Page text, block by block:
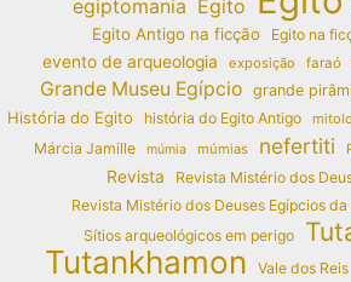
egiptomania Egito
Egito Antigo na ficção Egito na
evento de arqueologia exposição faraó
Grande Museu Egípcio grande
História do Egito
história do Egito Antigo
Márcia Jamille múmia múmias nefertiti
Revista
Revista Mistério dos
Revista Mistério dos Deuses Egípcios
Sítios arqueológicos em perigo
Tutankhamon Vale dos Reis